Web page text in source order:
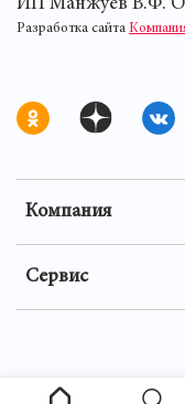
Компания
Сервис
ИП Манжуев В.Ф.
Разработка сайта